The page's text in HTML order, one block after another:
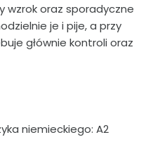
wzrok oraz sporadyczne
je i pije, a przy
głównie kontroli oraz
niemieckiego: A2